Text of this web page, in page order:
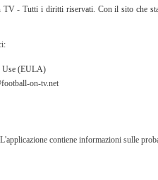
TV - Tutti i diritti riservati. Con il sito che
Use (EULA)
on-tv.net
L'applicazione contiene informazioni sulle